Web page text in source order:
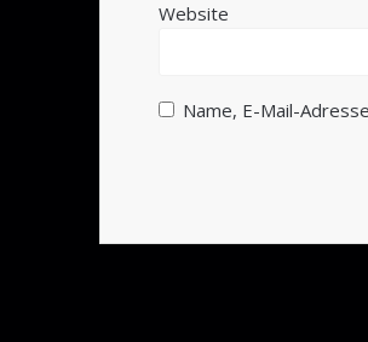
Website
Name, E-Mail-